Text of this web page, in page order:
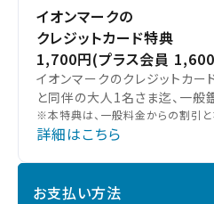
イオンマークの
クレジットカード特典
1,700円(プラス会員
イオンマークのクレジットカー
と同伴の大人1名さま迄、一般
※本特典は、一般料金からの割引と
詳細はこちら
お支払い方法